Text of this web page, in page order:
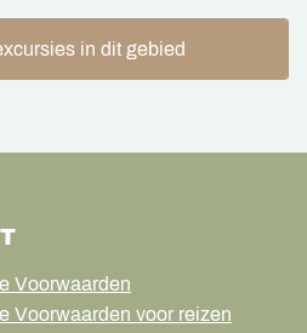
in dit gebied
Voorwaarden
Voorwaarden voor reizen